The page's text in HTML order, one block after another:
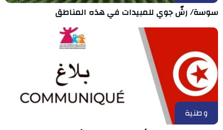
سوسة/ رشّ جوي للمبيدات في هذه المناطق
وطنية